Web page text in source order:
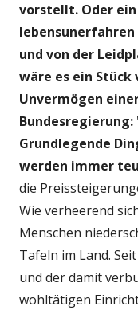
vorstellt. Oder
lebensunerfahren
und von der
wäre es ein Stück
Unvermögen
Grundlegende
werden immer
die
Wie verheerend
Menschen
Tafeln im Land.
und der damit
wohltätigen